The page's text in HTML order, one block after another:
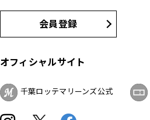
会員登録
オフィシャルサイト
千葉ロッテマリーンズ公式